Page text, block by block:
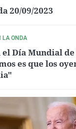
20/09/2023
LA ONDA
el Día Mundial
es que los